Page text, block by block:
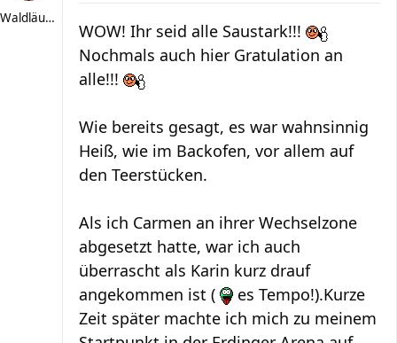
Waldläufer 66
WOW! Ihr seid alle Saustark!!!
Nochmals auch hier Gratulation an
alle!!!
Wie bereits gesagt, es war wahnsinnig
Heiß, wie im Backofen, vor allem auf
den Teerstücken.
Als ich Carmen an ihrer Wechselzone
abgesetzt hatte, war ich auch
überrascht als Karin kurz drauf
angekommen ist (
es Tempo!).Kurze
Zeit später machte ich mich zu meinem